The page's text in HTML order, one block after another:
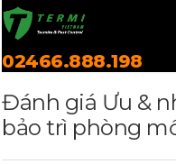
02466.888.198
Đánh giá Ưu &
bảo trì phòng